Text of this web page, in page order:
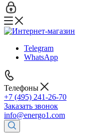
Telegram
WhatsApp
Телефоны
+7 (495) 241-26-70
Заказать звонок
info@energo1.com